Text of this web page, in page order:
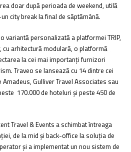
doar după perioada de weekend, utilă
city break la final de săptămână.
variantă personalizată a platformei TRIP,
arhitectură modulară, o platformă
la cei mai importanți furnizori
Traveo se lansează cu 14 dintre cei
Gulliver Travel Associates sau
170.000 de hoteluri și peste 450 de
Travel & Events a schimbat întreaga
de la mid și back-office la soluția de
și a implementat un nou sistem de